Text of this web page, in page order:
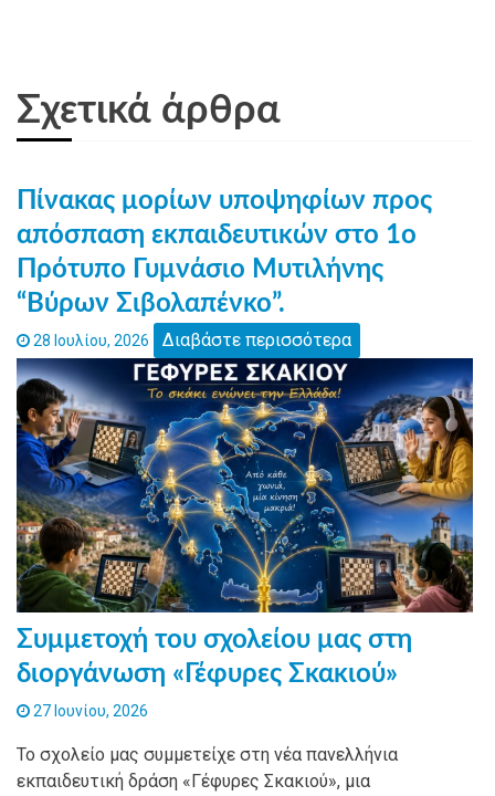
Σχετικά άρθρα
Πίνακας μορίων υποψηφίων προς
απόσπαση εκπαιδευτικών στο 1ο
Πρότυπο Γυμνάσιο Μυτιλήνης
“Βύρων Σιβολαπένκο”.
28 Ιουλίου, 2026 Διαβάστε περισσότερα
Συμμετοχή του σχολείου μας στη
διοργάνωση «Γέφυρες Σκακιού»
27 Ιουνίου, 2026
Το σχολείο μας συμμετείχε στη νέα πανελλήνια
εκπαιδευτική δράση «Γέφυρες Σκακιού», μια